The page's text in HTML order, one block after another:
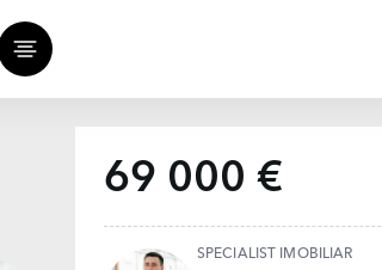
69 000 €
SPECIALIST IMOBILIAR